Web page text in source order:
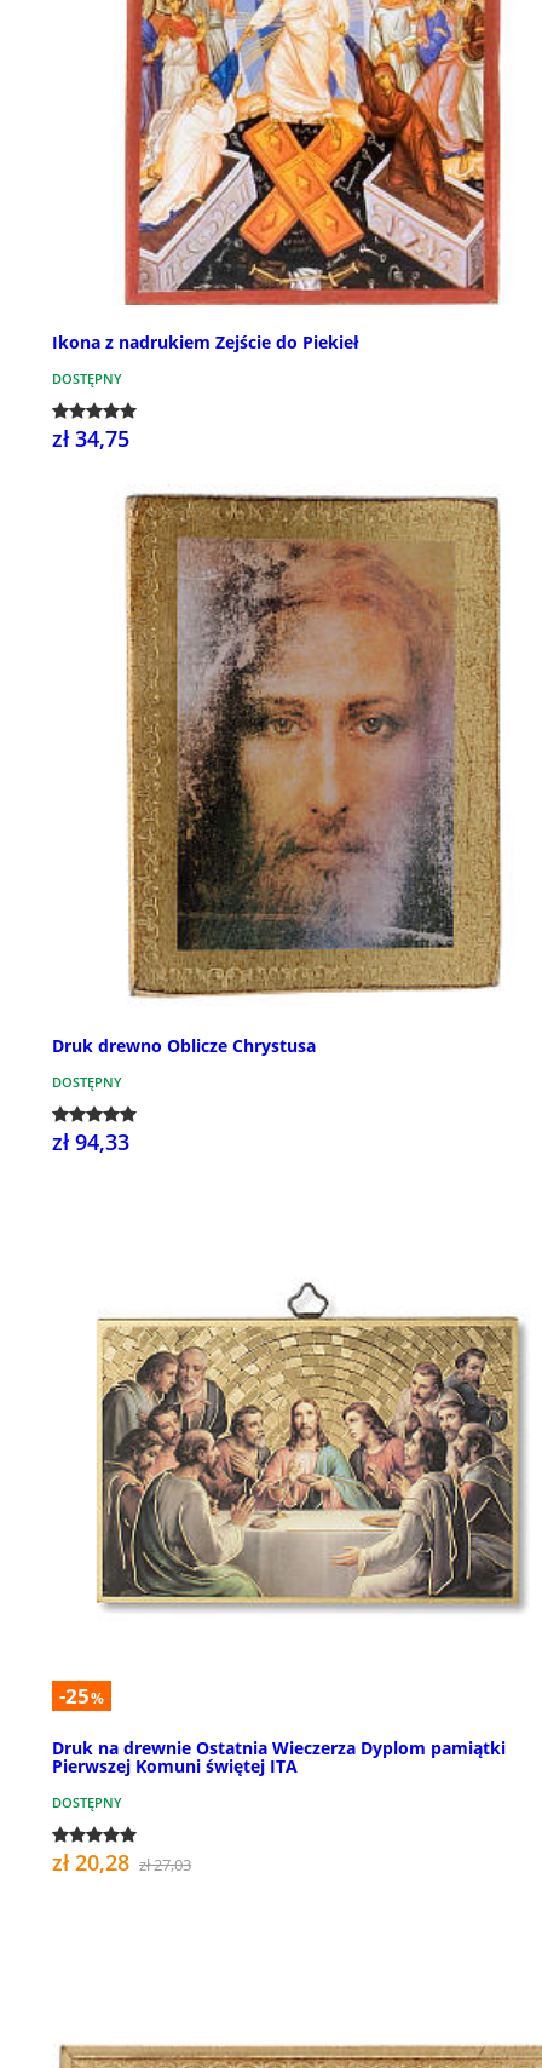
Ikona z nadrukiem Zejście do Piekieł
DOSTĘPNY
zł 34,75
Druk drewno Oblicze Chrystusa
DOSTĘPNY
zł 94,33
-25%
Druk na drewnie Ostatnia Wieczerza Dyplom pamiątki
Pierwszej Komuni świętej ITA
DOSTĘPNY
zł 20,28 zł 27,03